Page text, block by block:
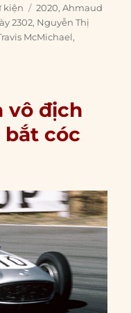
kiện Tags
2020,Ahmaud
2302, Nguyễn Thị
McMichael,
vô địch
bắt cóc